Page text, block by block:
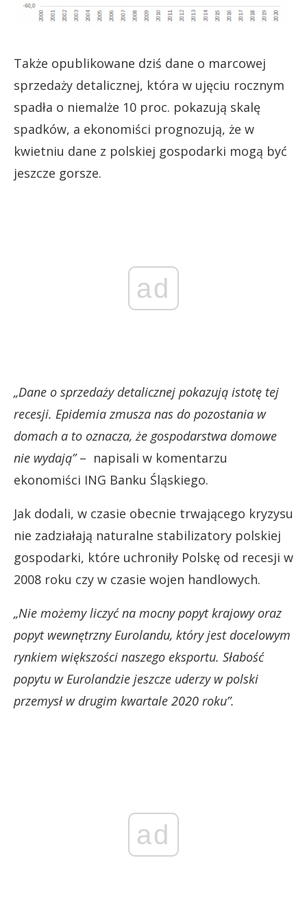
Także opublikowane dziś dane o marcowej
sprzedaży detalicznej, która w ujęciu rocznym
spadła o niemalże 10 proc. pokazują skalę
spadków, a ekonomiści prognozują, że w
kwietniu dane z polskiej gospodarki mogą być
jeszcze gorsze.
ad
„Dane o sprzedaży detalicznej pokazują istotę tej
recesji. Epidemia zmusza nas do pozostania w
domach a to oznacza, że gospodarstwa domowe
nie wydają”– napisali w komentarzu
ekonomiści ING Banku Śląskiego.
Jak dodali, w czasie obecnie trwającego kryzysu
nie zadziałają naturalne stabilizatory polskiej
gospodarki, które uchroniły Polskę od recesji w
2008 roku czy w czasie wojen handlowych.
„Nie możemy liczyć na mocny popyt krajowy oraz
popyt wewnętrzny Eurolandu, który jest docelowym
rynkiem większości naszego eksportu. Słabość
popytu w Eurolandzie jeszcze uderzy w polski
przemysł w drugim kwartale 2020 roku”.
ad